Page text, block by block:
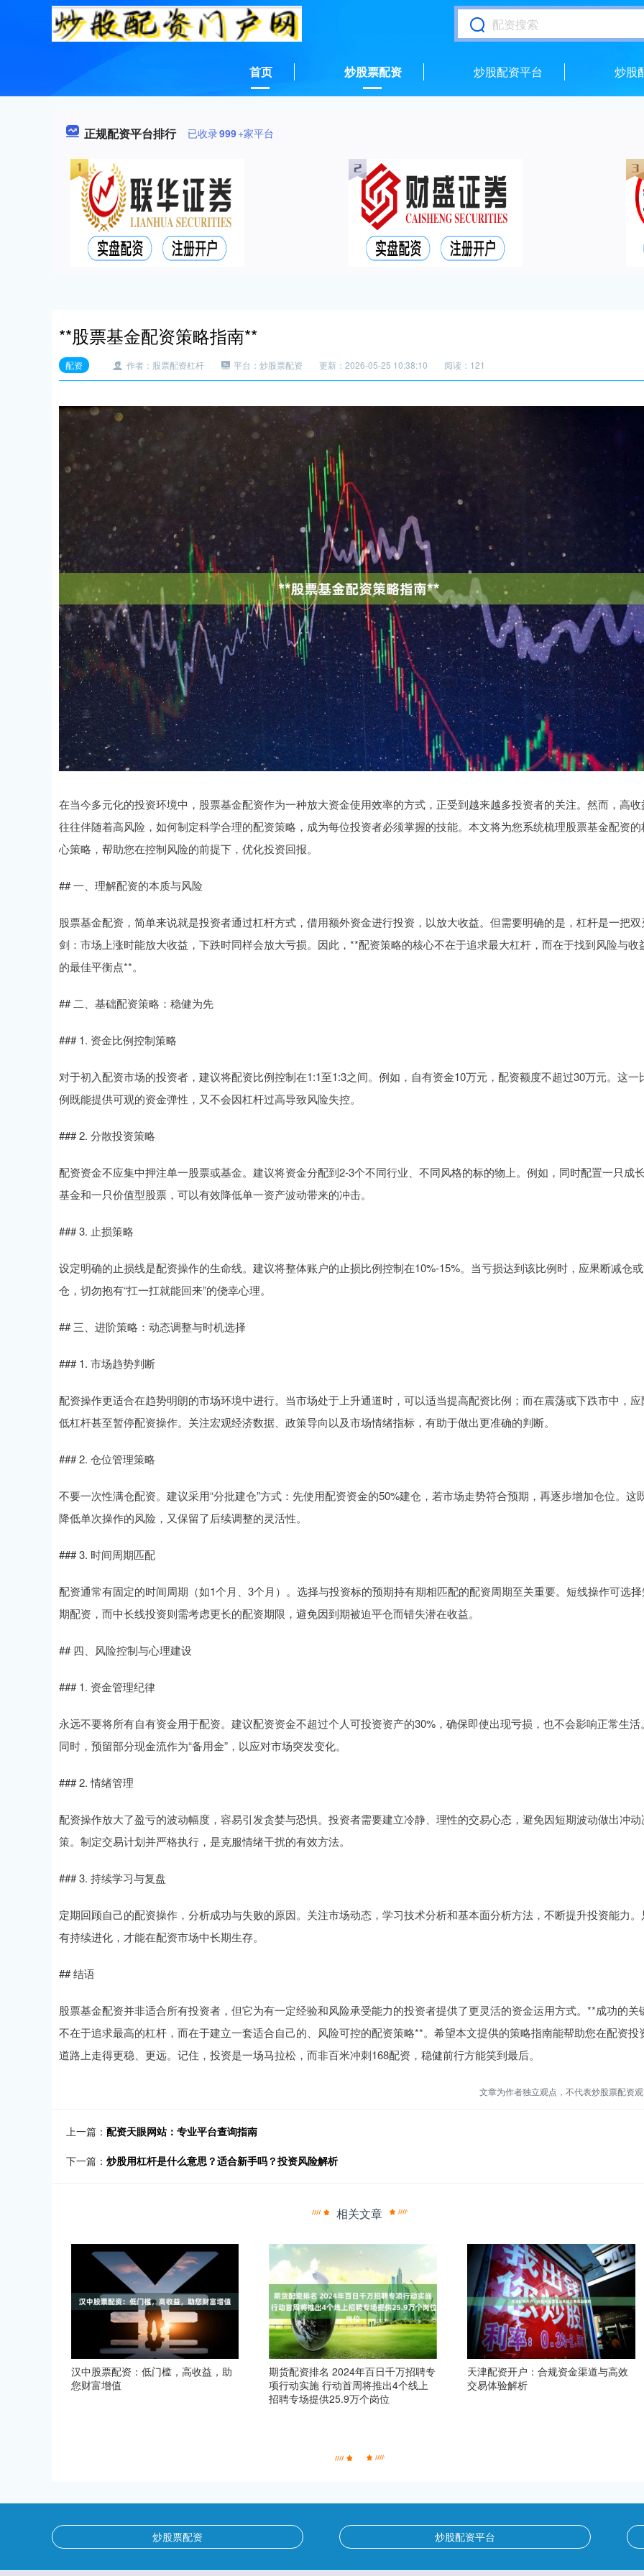
首页 炒股票配资 炒股配资平台 炒股
正规配资平台排行 已收录999+家平台
**股票基金配资策略指南**
配资 作者：股票配资杠杆 平台：炒股票配资 更新：2026-05-25 10:38:10 阅读：121
在当今多元化的投资环境中，股票基金配资作为一种放大资金使用效率的方式，正受到越来越多投资者的关注。然而，高收
往往伴随着高风险，如何制定科学合理的配资策略，成为每位投资者必须掌握的技能。本文将为您系统梳理股票基金配资的
心策略，帮助您在控制风险的前提下，优化投资回报。
## 一、理解配资的本质与风险
股票基金配资，简单来说就是投资者通过杠杆方式，借用额外资金进行投资，以放大收益。但需要明确的是，杠杆是一把双
剑：市场上涨时能放大收益，下跌时同样会放大亏损。因此，**配资策略的核心不在于追求最大杠杆，而在于找到风险与收
的最佳平衡点**。
## 二、基础配资策略：稳健为先
### 1. 资金比例控制策略
对于初入配资市场的投资者，建议将配资比例控制在1:1至1:3之间。例如，自有资金10万元，配资额度不超过30万元。这一
例既能提供可观的资金弹性，又不会因杠杆过高导致风险失控。
### 2. 分散投资策略
配资资金不应集中押注单一股票或基金。建议将资金分配到2-3个不同行业、不同风格的标的物上。例如，同时配置一只成
基金和一只价值型股票，可以有效降低单一资产波动带来的冲击。
### 3. 止损策略
设定明确的止损线是配资操作的生命线。建议将整体账户的止损比例控制在10%-15%。当亏损达到该比例时，应果断减仓
仓，切勿抱有“扛一扛就能回来”的侥幸心理。
## 三、进阶策略：动态调整与时机选择
### 1. 市场趋势判断
配资操作更适合在趋势明朗的市场环境中进行。当市场处于上升通道时，可以适当提高配资比例；而在震荡或下跌市中，应
低杠杆甚至暂停配资操作。关注宏观经济数据、政策导向以及市场情绪指标，有助于做出更准确的判断。
### 2. 仓位管理策略
不要一次性满仓配资。建议采用“分批建仓”方式：先使用配资资金的50%建仓，若市场走势符合预期，再逐步增加仓位。这
降低单次操作的风险，又保留了后续调整的灵活性。
### 3. 时间周期匹配
配资通常有固定的时间周期（如1个月、3个月）。选择与投资标的预期持有期相匹配的配资周期至关重要。短线操作可选择
期配资，而中长线投资则需考虑更长的配资期限，避免因到期被迫平仓而错失潜在收益。
## 四、风险控制与心理建设
### 1. 资金管理纪律
永远不要将所有自有资金用于配资。建议配资资金不超过个人可投资资产的30%，确保即使出现亏损，也不会影响正常生活。
同时，预留部分现金流作为“备用金”，以应对市场突发变化。
### 2. 情绪管理
配资操作放大了盈亏的波动幅度，容易引发贪婪与恐惧。投资者需要建立冷静、理性的交易心态，避免因短期波动做出冲动
策。制定交易计划并严格执行，是克服情绪干扰的有效方法。
### 3. 持续学习与复盘
定期回顾自己的配资操作，分析成功与失败的原因。关注市场动态，学习技术分析和基本面分析方法，不断提升投资能力。
有持续进化，才能在配资市场中长期生存。
## 结语
股票基金配资并非适合所有投资者，但它为有一定经验和风险承受能力的投资者提供了更灵活的资金运用方式。**成功的关
不在于追求最高的杠杆，而在于建立一套适合自己的、风险可控的配资策略**。希望本文提供的策略指南能帮助您在配资投
道路上走得更稳、更远。记住，投资是一场马拉松，而非百米冲刺168配资，稳健前行方能笑到最后。
文章为作者独立观点，不代表炒股票配资
上一篇： 配资天眼网站：专业平台查询指南
下一篇： 炒股用杠杆是什么意思？适合新手吗？投资风险解析
相关文章
汉中股票配资：低门槛，高收益，助
您财富增值
期货配资排名 2024年百日千万招聘专
项行动实施 行动首周将推出4个线上
招聘专场提供25.9万个岗位
天津配资开户：合规资金渠道与高效
交易体验解析
炒股票配资 炒股配资平台